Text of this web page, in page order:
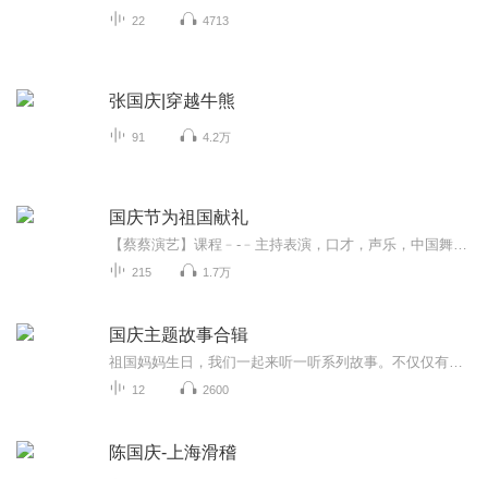
22 4713
张国庆|穿越牛熊
91 4.2万
国庆节为祖国献礼
215 1.7万
国庆主题故事合辑
12 2600
陈国庆-上海滑稽